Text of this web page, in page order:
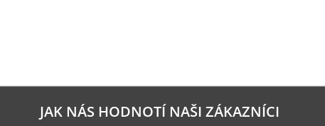
JAK NÁS HODNOTÍ NAŠI ZÁKAZNÍCI